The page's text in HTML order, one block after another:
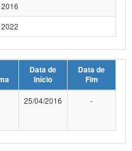
2016
2022
Data de
Início
Data de
Fim
25/04/2016 -